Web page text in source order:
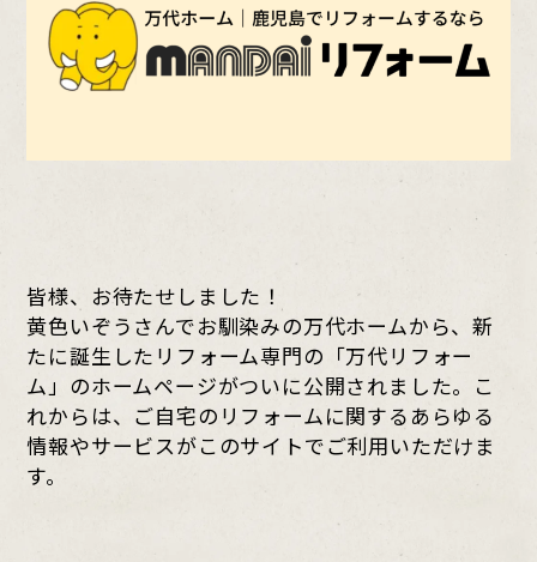
皆様、お待たせしました！
黄色いぞうさんでお馴染みの万代ホームから、新
たに誕生したリフォーム専門の「万代リフォー
ム」のホームページがついに公開されました。こ
れからは、ご自宅のリフォームに関するあらゆる
情報やサービスがこのサイトでご利用いただけま
す。